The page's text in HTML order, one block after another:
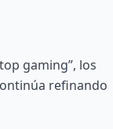
gaming”, los
refinando